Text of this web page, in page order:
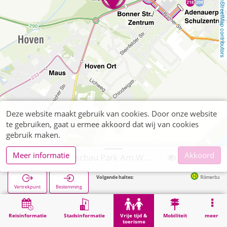
OpenStreetMap contributors
Reisinformatie Stadsinformatie
Vrije tijd &
toerisme
Mobiliteit meer
Vertrekpunt Bestemming
Volgende haltes: Römerbad/Museum in
Vrije tijd & toerisme Bezienswaardigheid Landesgartenschau Park Am Wallgraben
Deze website maakt gebruik van cookies. Door onze website
te gebruiken, gaat u ermee akkoord dat wij van cookies
gebruik maken.
Meer informatie
Akkoord